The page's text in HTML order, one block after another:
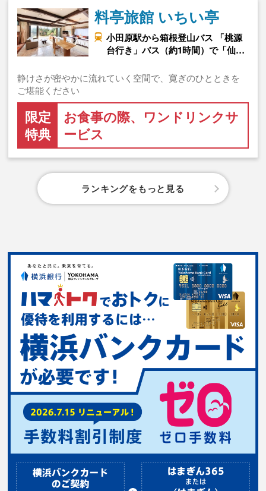
料亭旅館 いちい亭
小田原駅から箱根登山バス 「桃源
台行き」バス（約1時間）で「仙…
静けさが密やかに流れていく空間で、寛ぎのひとときを
ご堪能ください
限定
特典
お食事の際、ワンドリンクサ
ービス
ランキングをもっと見る